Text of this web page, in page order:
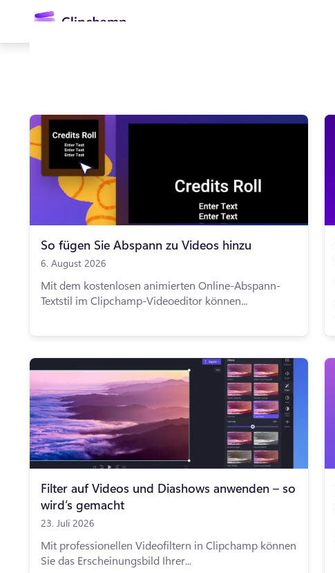
Anmelden
So fügen Sie Abspann zu Videos hinzu
6. August 2026
Mit dem kostenlosen animierten Online-Abspann-
Textstil im Clipchamp-Videoeditor können...
Filter auf Videos und Diashows anwenden – so
wird’s gemacht
23. Juli 2026
Mit professionellen Videofiltern in Clipchamp können
Sie das Erscheinungsbild Ihrer...